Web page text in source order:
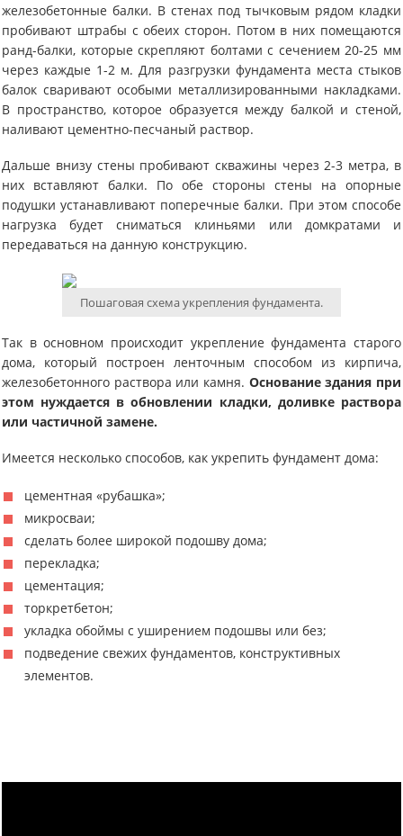
железобетонные балки. В стенах под тычковым рядом кладки
пробивают штрабы с обеих сторон. Потом в них помещаются
ранд-балки, которые скрепляют болтами с сечением 20-25 мм
через каждые 1-2 м. Для разгрузки фундамента места стыков
балок сваривают особыми металлизированными накладками.
В пространство, которое образуется между балкой и стеной,
наливают цементно-песчаный раствор.
Дальше внизу стены пробивают скважины через 2-3 метра, в
них вставляют балки. По обе стороны стены на опорные
подушки устанавливают поперечные балки. При этом способе
нагрузка будет сниматься клиньями или домкратами и
передаваться на данную конструкцию.
Пошаговая схема укрепления фундамента.
Так в основном происходит укрепление фундамента старого
дома, который построен ленточным способом из кирпича,
железобетонного раствора или камня. Основание здания при
этом нуждается в обновлении кладки, доливке раствора
или частичной замене.
Имеется несколько способов, как укрепить фундамент дома:
цементная «рубашка»;
микросваи;
сделать более широкой подошву дома;
перекладка;
цементация;
торкретбетон;
укладка обоймы с уширением подошвы или без;
подведение свежих фундаментов, конструктивных
элементов.